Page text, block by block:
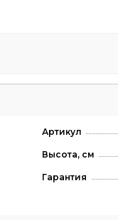
Артикул
Высота, см
Гарантия